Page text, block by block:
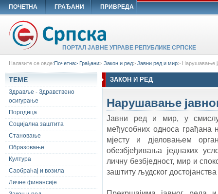
ПОЧЕТНА ГРАЂАНИ ПРИВРЕДА
ПОРТАЛ ЈАВНЕ УПРАВЕ РЕПУБЛИКЕ СРПСКЕ
Налазите се овде:Почетна> Грађани> Закон и ред> Јавни ред и мир> Нарушавање
ЗАКОН И РЕД
Нарушавање
Јавни ред и мир, у смислу
међусобних односа
мјесту и дјеловањем
обезбјеђивања једнаких
личну безбједност, мир и
заштиту људског
ТЕМЕ
Здравље - Здравствено
осигурање
Породица
Социјална заштита
Становање
Образовање
Култура
Саобраћај и возила
Личне финансије